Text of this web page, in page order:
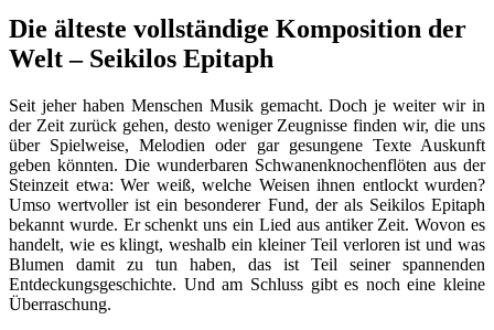
Die älteste vollständige Komposition der
Welt – Seikilos Epitaph
Seit jeher haben Menschen Musik gemacht. Doch je weiter wir in
der Zeit zurück gehen, desto weniger Zeugnisse finden wir, die uns
über Spielweise, Melodien oder gar gesungene Texte Auskunft
geben könnten. Die wunderbaren Schwanenknochenflöten aus der
Steinzeit etwa: Wer weiß, welche Weisen ihnen entlockt wurden?
Umso wertvoller ist ein besonderer Fund, der als Seikilos Epitaph
bekannt wurde. Er schenkt uns ein Lied aus antiker Zeit. Wovon es
handelt, wie es klingt, weshalb ein kleiner Teil verloren ist und was
Blumen damit zu tun haben, das ist Teil seiner spannenden
Entdeckungsgeschichte. Und am Schluss gibt es noch eine kleine
Überraschung.